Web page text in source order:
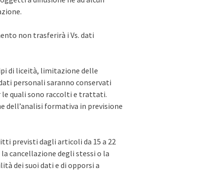
non trasferirà i Vs. dati
di liceità, limitazione delle
personali saranno conservati
quali sono raccolti e trattati.
formativa in previsione
previsti dagli articoli da 15 a 22
cancellazione degli stessi o la
dei suoi dati e di opporsi a